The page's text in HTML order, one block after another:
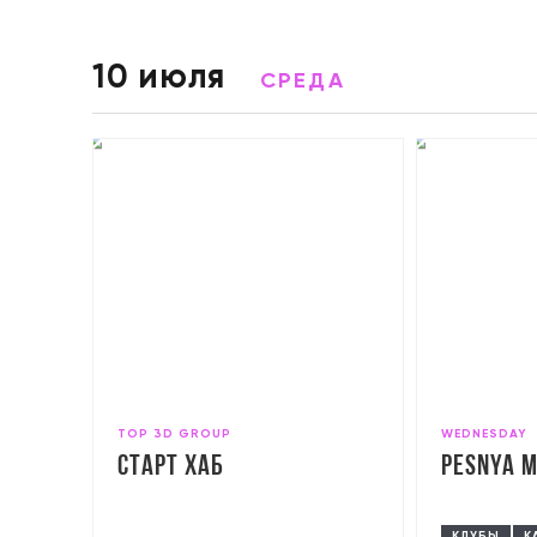
10 июля СРЕДА
TOP 3D GROUP
Старт Хаб
WEDNESDAY
Pesnya